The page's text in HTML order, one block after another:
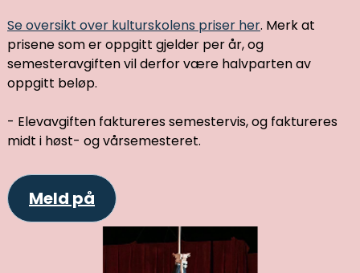
Se oversikt over kulturskolens priser her. Merk at
prisene som er oppgitt gjelder per år, og
semesteravgiften vil derfor være halvparten av
oppgitt beløp.
- Elevavgiften faktureres semestervis, og faktureres
midt i høst- og vårsemesteret.
Meld på